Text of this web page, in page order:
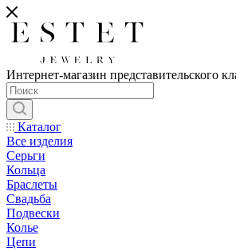
Интернет-магазин представительского
Каталог
Все изделия
Серьги
Кольца
Браслеты
Свадьба
Подвески
Колье
Цепи